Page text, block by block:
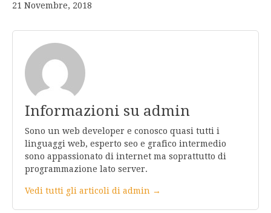
21 Novembre, 2018
Informazioni su admin
Sono un web developer e conosco quasi tutti i
linguaggi web, esperto seo e grafico intermedio
sono appassionato di internet ma soprattutto di
programmazione lato server.
Vedi tutti gli articoli di admin →